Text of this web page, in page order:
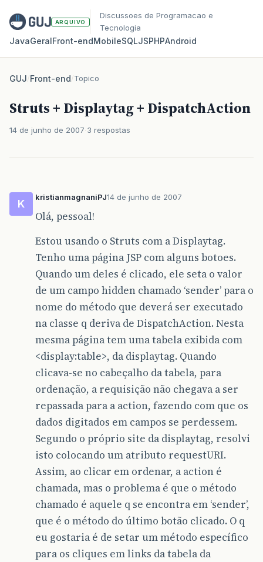
ARQUIVO
Discussoes de Programacao e
Tecnologia
JavaGeralFront‑endMobileSQLJSPHPAndroid
GUJ/Front-end/Topico
Struts + Displaytag + DispatchAction
14 de junho de 2007 3 respostas
K
kristianmagnaniPJ14 de junho de 2007
Olá, pessoal!
Estou usando o Struts com a Displaytag.
Tenho uma página JSP com alguns botoes.
Quando um deles é clicado, ele seta o valor
de um campo hidden chamado ‘sender’ para o
nome do método que deverá ser executado
na classe q deriva de DispatchAction. Nesta
mesma página tem uma tabela exibida com
<display:table>, da displaytag. Quando
clicava-se no cabeçalho da tabela, para
ordenação, a requisição não chegava a ser
repassada para a action, fazendo com que os
dados digitados em campos se perdessem.
Segundo o próprio site da displaytag, resolvi
isto colocando um atributo requestURI.
Assim, ao clicar em ordenar, a action é
chamada, mas o problema é que o método
chamado é aquele q se encontra em ‘sender’,
que é o método do último botão clicado. O q
eu gostaria é de setar um método específico
para os cliques em links da tabela da